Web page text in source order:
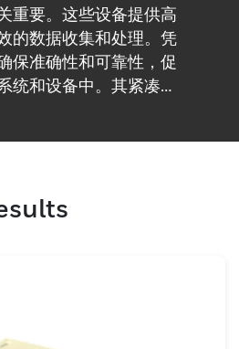
重要。这些设备提供高
的数据收集和处理。凭
保准确性和可靠性，促
统和设备中。其紧凑的